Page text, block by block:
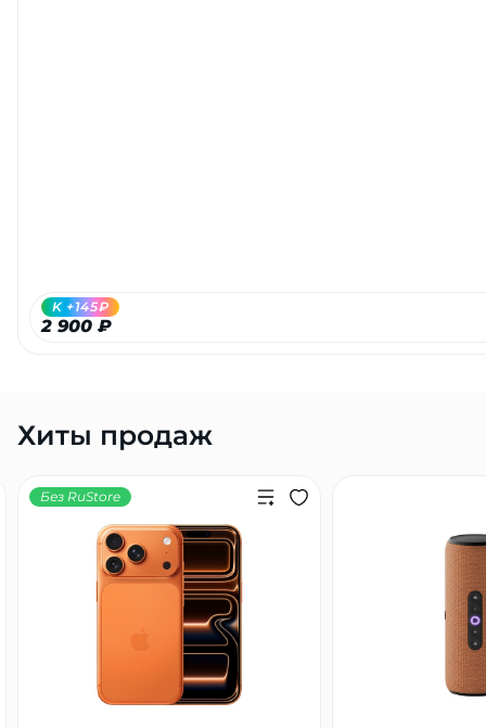
2 900 ₽
K +145₽
Хиты продаж
Без RuStore